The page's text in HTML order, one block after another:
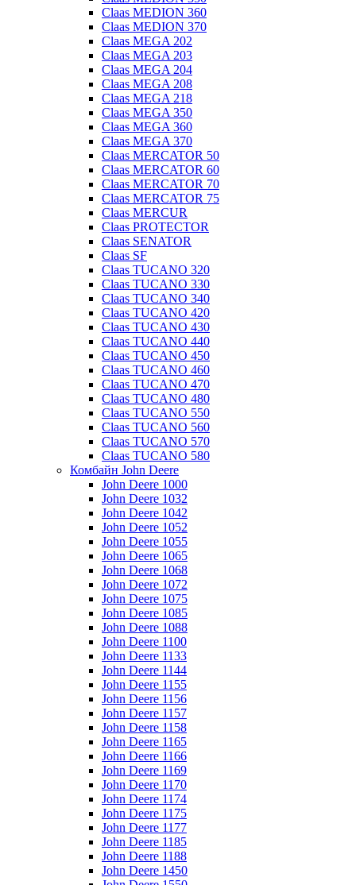
Claas MEDION 360
Claas MEDION 370
Claas MEGA 202
Claas MEGA 203
Claas MEGA 204
Claas MEGA 208
Claas MEGA 218
Claas MEGA 350
Claas MEGA 360
Claas MEGA 370
Claas MERCATOR 50
Claas MERCATOR 60
Claas MERCATOR 70
Claas MERCATOR 75
Claas MERCUR
Claas PROTECTOR
Claas SENATOR
Claas SF
Claas TUCANO 320
Claas TUCANO 330
Claas TUCANO 340
Claas TUCANO 420
Claas TUCANO 430
Claas TUCANO 440
Claas TUCANO 450
Claas TUCANO 460
Claas TUCANO 470
Claas TUCANO 480
Claas TUCANO 550
Claas TUCANO 560
Claas TUCANO 570
Claas TUCANO 580
Комбайн John Deere
John Deere 1000
John Deere 1032
John Deere 1042
John Deere 1052
John Deere 1055
John Deere 1065
John Deere 1068
John Deere 1072
John Deere 1075
John Deere 1085
John Deere 1088
John Deere 1100
John Deere 1133
John Deere 1144
John Deere 1155
John Deere 1156
John Deere 1157
John Deere 1158
John Deere 1165
John Deere 1166
John Deere 1169
John Deere 1170
John Deere 1174
John Deere 1175
John Deere 1177
John Deere 1185
John Deere 1188
John Deere 1450